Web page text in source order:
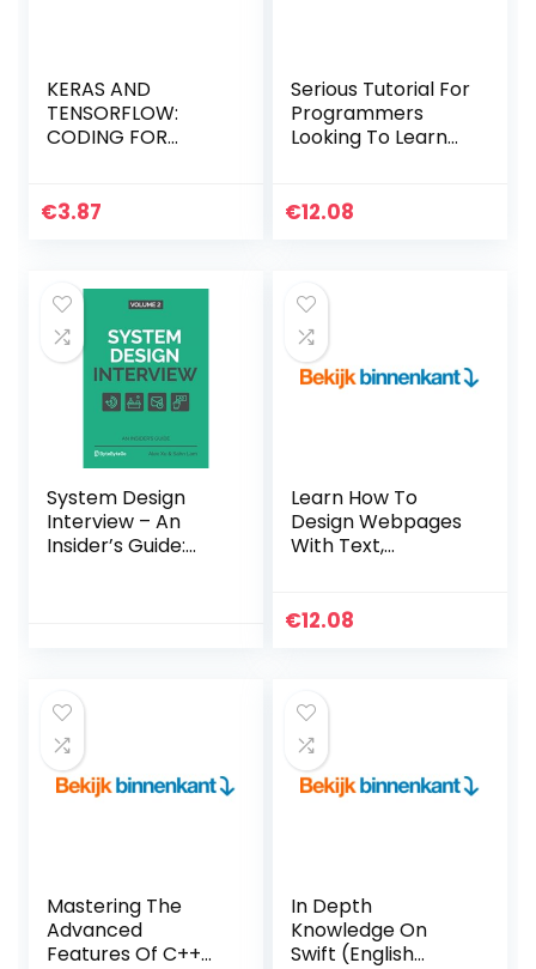
KERAS AND
TENSORFLOW:
CODING FOR
BASICS QUICKLY
€3.87
Serious Tutorial For
Programmers
Looking To Learn
Scala (English
€12.08
System Design
Interview – An
Insider’s Guide:
Learn How To
Design Webpages
With Text,
CSS (English
€12.08
Mastering The
Advanced
Features Of C++
In Depth
Knowledge On
Swift (English